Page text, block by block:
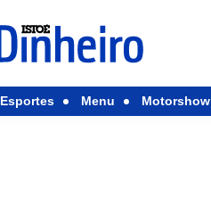
Esportes Menu Motorshow